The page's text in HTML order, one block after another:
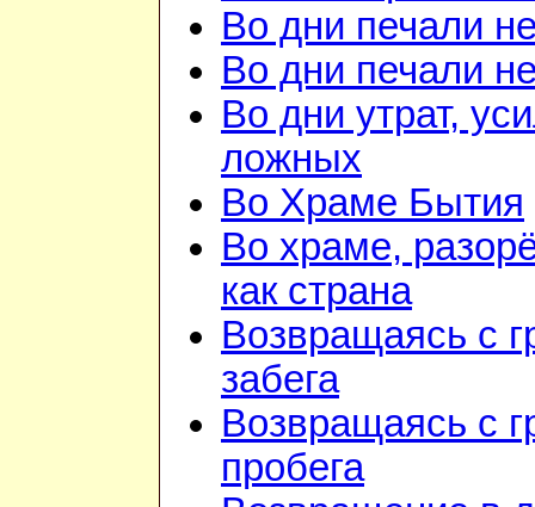
Во дни печали
Во дни печали
Во дни утрат,
ложных
Во Храме Бытия
Во храме,
как страна
Возвращаясь с
забега
Возвращаясь с
пробега